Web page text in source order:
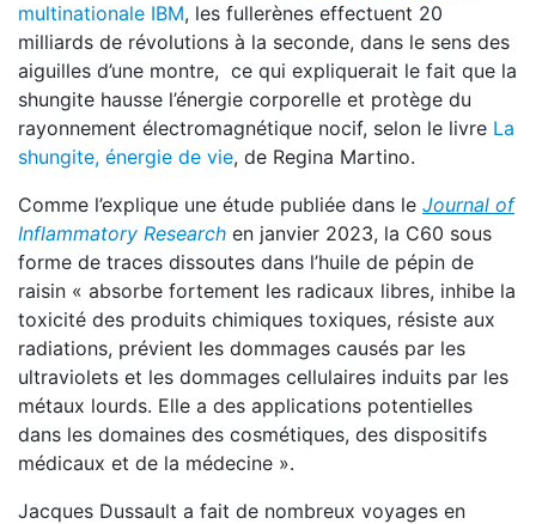
multinationale IBM, les fullerènes effectuent 20
milliards de révolutions à la seconde, dans le sens des
aiguilles d’une montre, ce qui expliquerait le fait que la
shungite hausse l’énergie corporelle et protège du
rayonnement électromagnétique nocif, selon le livre La
shungite, énergie de vie, de Regina Martino.
Comme l’explique une étude publiée dans le Journal of
Inflammatory Research en janvier 2023, la C60 sous
forme de traces dissoutes dans l’huile de pépin de
raisin « absorbe fortement les radicaux libres, inhibe la
toxicité des produits chimiques toxiques, résiste aux
radiations, prévient les dommages causés par les
ultraviolets et les dommages cellulaires induits par les
métaux lourds. Elle a des applications potentielles
dans les domaines des cosmétiques, des dispositifs
médicaux et de la médecine ».
Jacques Dussault a fait de nombreux voyages en